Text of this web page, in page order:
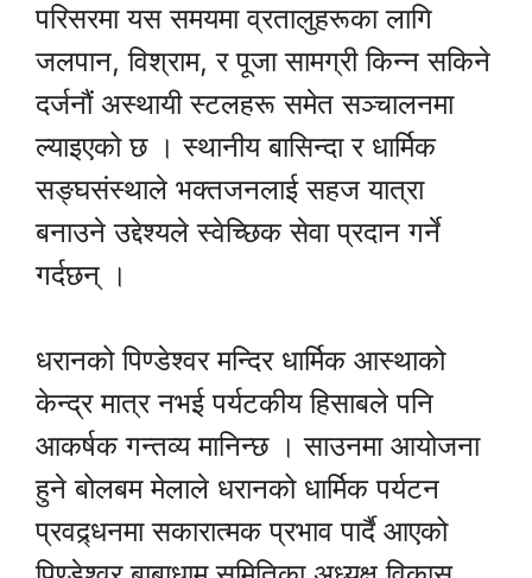
परिसरमा यस समयमा व्रतालुहरूका लागि
जलपान, विश्राम, र पूजा सामग्री किन्न सकिने
दर्जनौं अस्थायी स्टलहरू समेत सञ्चालनमा
ल्याइएको छ । स्थानीय बासिन्दा र धार्मिक
सङ्घसंस्थाले भक्तजनलाई सहज यात्रा
बनाउने उद्देश्यले स्वेच्छिक सेवा प्रदान गर्ने
गर्दछन् ।
धरानको पिण्डेश्वर मन्दिर धार्मिक आस्थाको
केन्द्र मात्र नभई पर्यटकीय हिसाबले पनि
आकर्षक गन्तव्य मानिन्छ । साउनमा आयोजना
हुने बोलबम मेलाले धरानको धार्मिक पर्यटन
प्रवद्र्धनमा सकारात्मक प्रभाव पार्दै आएको